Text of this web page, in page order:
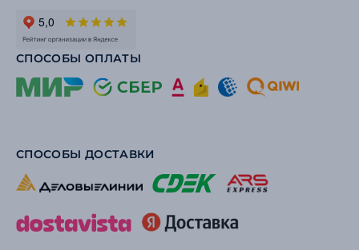
СПОСОБЫ ОПЛАТЫ
СПОСОБЫ ДОСТАВКИ